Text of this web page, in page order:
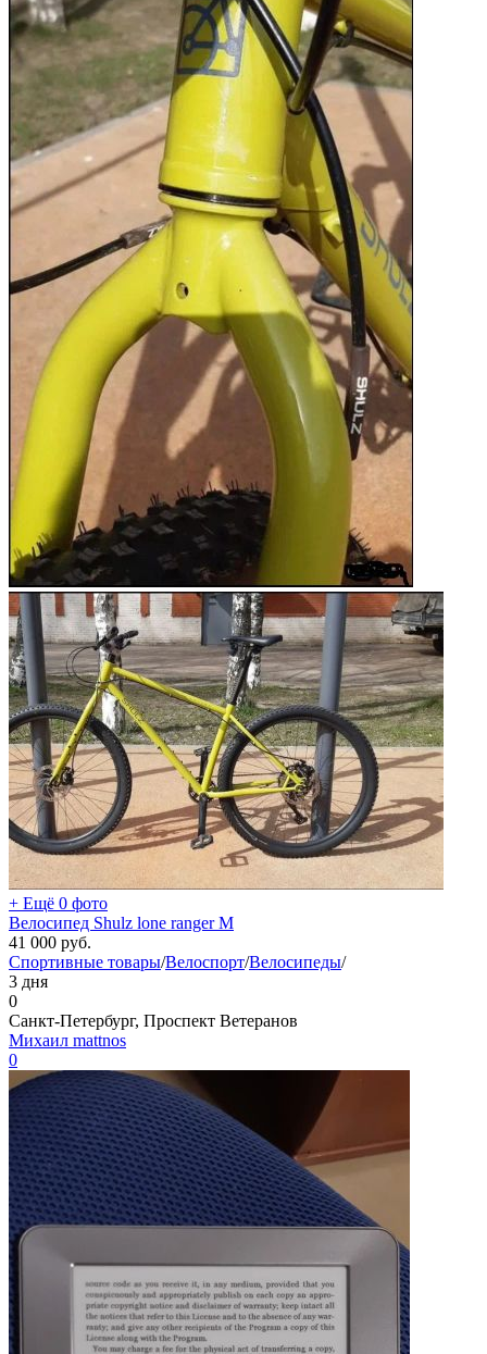
+ Ещё 0 фото
Велосипед Shulz lone ranger M
41 000 руб.
Спортивные товары/Велоспорт/Велосипеды/
3 дня
0
Санкт-Петербург, Проспект Ветеранов
Михаил mattnos
0